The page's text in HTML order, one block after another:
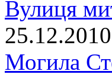
Вулиця
Могила